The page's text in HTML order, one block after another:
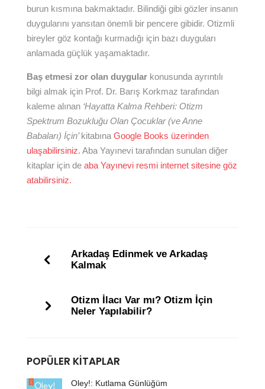
burun kısmına bakmaktadır. Bilindiği gibi gözler insanın
duygularını yansıtan önemli bir pencere gibidir. Otizmli
bireyler göz kontağı kurmadığı için bazı duyguları
anlamada güçlük yaşamaktadır.
Baş etmesi zor olan duygularkonusunda ayrıntılı
bilgi almak için Prof. Dr. Barış Korkmaz tarafından
kaleme alınan ‘Hayatta Kalma Rehberi: Otizm
Spektrum Bozukluğu Olan Çocuklar (ve Anne
Babaları) İçin’kitabınaGoogle Books üzerinden
ulaşabilirsiniz. Aba Yayınevi tarafından sunulan diğer
kitaplar için de aba Yayınevi resmi internet sitesine göz
atabilirsiniz.
Arkadaş Edinmek ve Arkadaş
Kalmak
Otizm İlacı Var mı? Otizm İçin
Neler Yapılabilir?
POPÜLER KITAPLAR
Oley!: Kutlama Günlüğüm